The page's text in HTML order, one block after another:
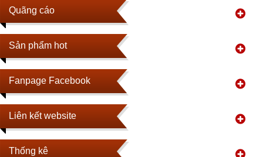
Quãng cáo
Sản phẩm hot
Fanpage Facebook
Liên kết website
Thống kê